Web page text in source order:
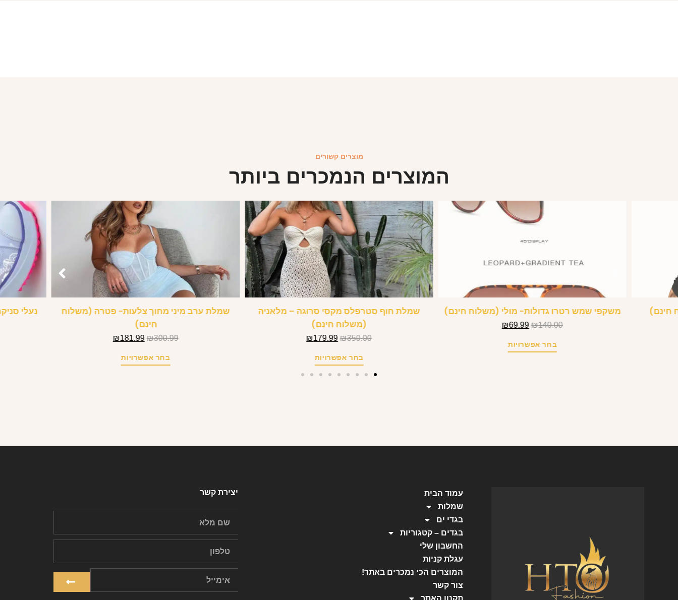
מוצרים קשורים
המוצרים הנמכרים ביותר
חינם) משקפי שמש רטרו גדולות- מולי (משלוח חינם)
₪140.00
₪69.99
בחר אפשרויות
שמלת חוף סטרפלס מקסי סרוגה – מלאניה
(משלוח חינם)
₪350.00
₪179.99
בחר אפשרויות
שמלת ערב מיני מחוך צלעות- פטרה (משלוח
חינם)
₪300.99
₪181.99
בחר אפשרויות
נעלי
עמוד הבית
שמלות
בגדי ים
בגדים – קטגוריות
החשבון שלי
עגלת קניות
המוצרים הכי נמכרים באתר!
צור קשר
תקנון האתר
יצירת קשר